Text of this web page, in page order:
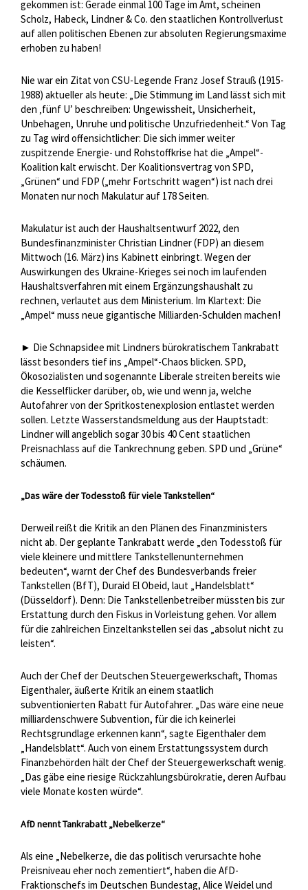
gekommen ist: Gerade einmal 100 Tage im Amt, scheinen
Scholz, Habeck, Lindner & Co. den staatlichen Kontrollverlust
auf allen politischen Ebenen zur absoluten Regierungsmaxime
erhoben zu haben!
Nie war ein Zitat von CSU-Legende Franz Josef Strauß (1915-
1988) aktueller als heute: „Die Stimmung im Land lässt sich mit
den ‚fünf U’ beschreiben: Ungewissheit, Unsicherheit,
Unbehagen, Unruhe und politische Unzufriedenheit.“ Von Tag
zu Tag wird offensichtlicher: Die sich immer weiter
zuspitzende Energie- und Rohstoffkrise hat die „Ampel“-
Koalition kalt erwischt. Der Koalitionsvertrag von SPD,
„Grünen“ und FDP („mehr Fortschritt wagen“) ist nach drei
Monaten nur noch Makulatur auf 178 Seiten.
Makulatur ist auch der Haushaltsentwurf 2022, den
Bundesfinanzminister Christian Lindner (FDP) an diesem
Mittwoch (16. März) ins Kabinett einbringt. Wegen der
Auswirkungen des Ukraine-Krieges sei noch im laufenden
Haushaltsverfahren mit einem Ergänzungshaushalt zu
rechnen, verlautet aus dem Ministerium. Im Klartext: Die
„Ampel“ muss neue gigantische Milliarden-Schulden machen!
► Die Schnapsidee mit Lindners bürokratischem Tankrabatt
lässt besonders tief ins „Ampel“-Chaos blicken. SPD,
Ökosozialisten und sogenannte Liberale streiten bereits wie
die Kesselflicker darüber, ob, wie und wenn ja, welche
Autofahrer von der Spritkostenexplosion entlastet werden
sollen. Letzte Wasserstandsmeldung aus der Hauptstadt:
Lindner will angeblich sogar 30 bis 40 Cent staatlichen
Preisnachlass auf die Tankrechnung geben. SPD und „Grüne“
schäumen.
„Das wäre der Todesstoß für viele Tankstellen“
Derweil reißt die Kritik an den Plänen des Finanzministers
nicht ab. Der geplante Tankrabatt werde „den Todesstoß für
viele kleinere und mittlere Tankstellenunternehmen
bedeuten“, warnt der Chef des Bundesverbands freier
Tankstellen (BfT), Duraid El Obeid, laut „Handelsblatt“
(Düsseldorf). Denn: Die Tankstellenbetreiber müssten bis zur
Erstattung durch den Fiskus in Vorleistung gehen. Vor allem
für die zahlreichen Einzeltankstellen sei das „absolut nicht zu
leisten“.
Auch der Chef der Deutschen Steuergewerkschaft, Thomas
Eigenthaler, äußerte Kritik an einem staatlich
subventionierten Rabatt für Autofahrer. „Das wäre eine neue
milliardenschwere Subvention, für die ich keinerlei
Rechtsgrundlage erkennen kann“, sagte Eigenthaler dem
„Handelsblatt“. Auch von einem Erstattungssystem durch
Finanzbehörden hält der Chef der Steuergewerkschaft wenig.
„Das gäbe eine riesige Rückzahlungsbürokratie, deren Aufbau
viele Monate kosten würde“.
AfD nennt Tankrabatt „Nebelkerze“
Als eine „Nebelkerze, die das politisch verursachte hohe
Preisniveau eher noch zementiert“, haben die AfD-
Fraktionschefs im Deutschen Bundestag, Alice Weidel und